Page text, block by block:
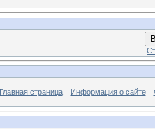
Главная страница Информация о сайте